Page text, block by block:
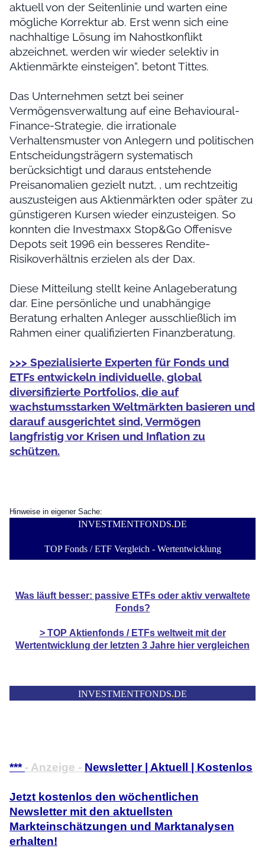
aktuell von der Seitenlinie und warten eine
mögliche Korrektur ab. Erst wenn sich eine
nachhaltige Lösung im Nahostkonflikt
abzeichnet, werden wir wieder selektiv in
Aktienmärkte einsteigen“, betont Tittes.
Das Unternehmen setzt bei seiner
Vermögensverwaltung auf eine Behavioural-
Finance-Strategie, die irrationale
Verhaltensmuster von Anlegern und politischen
Entscheidungsträgern systematisch
berücksichtigt und daraus entstehende
Preisanomalien gezielt nutzt, , um rechtzeitig
auszusteigen aus Aktienmärkten oder später zu
günstigeren Kursen wieder einzusteigen. So
konnten die Investmaxx Stop&Go Offenisve
Depots seit 1996 ein besseres Rendite-
Risikoverhältnis erzielen als der Dax.
Diese Mitteilung stellt keine Anlageberatung
dar. Eine persönliche und unabhängige
Beratung erhalten Anleger ausschließlich im
Rahmen einer qualifizierten Finanzberatung.
>>> Spezialisierte Experten für Fonds und
ETFs entwickeln individuelle, global
diversifizierte Portfolios, die auf
wachstumsstarken Weltmärkten basieren und
darauf ausgerichtet sind, Vermögen
langfristig vor Krisen und Inflation zu
schützen.
Hinweise in eigener Sache:
INVESTMENTFONDS.DE
TOP Fonds / ETF Vergleich - Wertentwicklung
Was läuft besser: passive ETFs oder aktiv verwaltete
Fonds?
> TOP Aktienfonds / ETFsweltweit mit der
Wertentwicklung der letzten 3 Jahre hier vergleichen
INVESTMENTFONDS.DE
*** - Anzeige - Newsletter | Aktuell | Kostenlos
Jetzt kostenlos den wöchentlichen
Newsletter mit den aktuellsten
Markteinschätzungen und Marktanalysen
erhalten!